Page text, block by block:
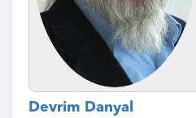
Devrim Danyal